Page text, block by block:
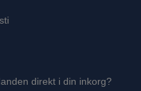
direkt i din inkorg?